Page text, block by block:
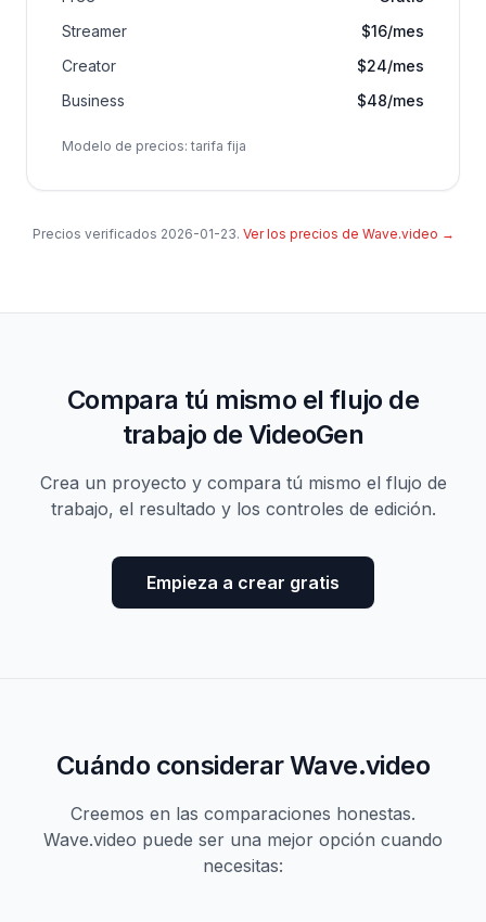
Streamer
$16/mes
Creator
$24/mes
Business
$48/mes
Modelo de precios: tarifa fija
Precios verificados 2026-01-23. Ver los precios de Wave.video →
Compara tú mismo el flujo de
trabajo de VideoGen
Crea un proyecto y compara tú mismo el flujo de
trabajo, el resultado y los controles de edición.
Empieza a crear gratis
Cuándo considerar Wave.video
Creemos en las comparaciones honestas.
Wave.video puede ser una mejor opción cuando
necesitas: